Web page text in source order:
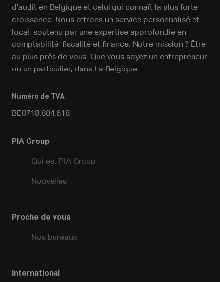
d'audit en Belgique et celui qui connaît la plus forte
croissance. Nous offrons un service personnalisé et
local, soutenu par une expertise approfondie en
comptabilité, fiscalité et finance. Notre mission ? Être
au plus près de vous. Que vous soyez un entrepreneur
ou un particulier, dans La Belgique.
Numéro de TVA
BE0718.884.618
PIA Group
Qui est PIA Group
Nouvelles
Proche de vous
Nos bureaux
International